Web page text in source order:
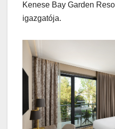
Kenese Bay Garden
igazgatója.